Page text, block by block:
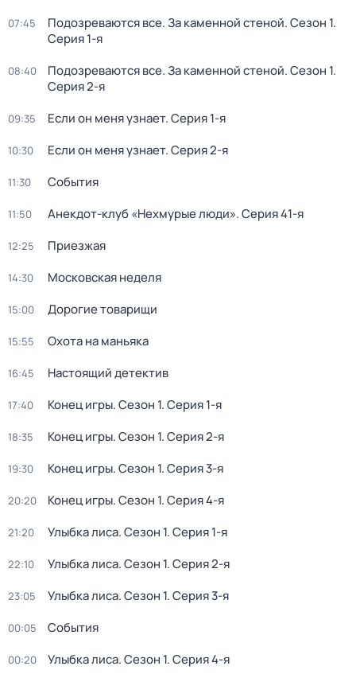
07:45 Подозреваются все. За каменной стеной. Сезон 1.
Серия 1-я
08:40 Подозреваются все. За каменной стеной. Сезон 1.
Серия 2-я
09:35 Если он меня узнает. Серия 1-я
10:30 Если он меня узнает. Серия 2-я
11:30 События
11:50 Анекдот-клуб «Нехмурые люди». Серия 41-я
12:25 Приезжая
14:30 Московская неделя
15:00 Дорогие товарищи
15:55 Охота на маньяка
16:45 Настоящий детектив
17:40 Конец игры. Сезон 1. Серия 1-я
18:35 Конец игры. Сезон 1. Серия 2-я
19:30 Конец игры. Сезон 1. Серия 3-я
20:20 Конец игры. Сезон 1. Серия 4-я
21:20 Улыбка лиса. Сезон 1. Серия 1-я
22:10 Улыбка лиса. Сезон 1. Серия 2-я
23:05 Улыбка лиса. Сезон 1. Серия 3-я
00:05 События
00:20 Улыбка лиса. Сезон 1. Серия 4-я